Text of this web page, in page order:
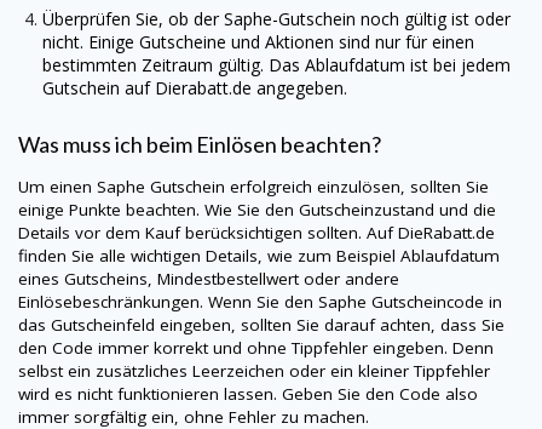
Überprüfen Sie, ob derSaphe-Gutschein noch gültig ist oder
nicht. Einige Gutscheine und Aktionen sind nur für einen
bestimmten Zeitraum gültig. Das Ablaufdatum ist bei jedem
Gutschein auf Dierabatt.de angegeben.
Was muss ich beim Einlösen beachten?
Um einen Saphe Gutschein erfolgreich einzulösen, sollten Sie
einige Punkte beachten. Wie Sie den Gutscheinzustand und die
Details vor dem Kauf berücksichtigen sollten. AufDieRabatt.de
finden Sie alle wichtigen Details, wie zum Beispiel Ablaufdatum
eines Gutscheins, Mindestbestellwert oder andere
Einlösebeschränkungen. Wenn Sie den Saphe Gutscheincode in
das Gutscheinfeld eingeben, sollten Sie darauf achten, dass Sie
den Code immer korrekt und ohne Tippfehler eingeben. Denn
selbst ein zusätzliches Leerzeichen oder ein kleiner Tippfehler
wird es nicht funktionieren lassen. Geben Sie den Code also
immer sorgfältig ein, ohne Fehler zu machen.